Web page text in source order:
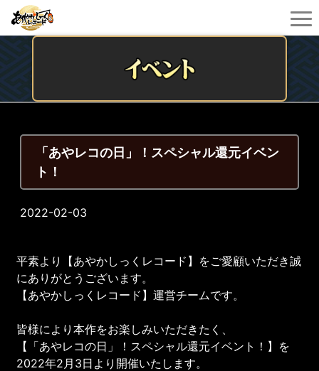
「あやレコの日」！スペシャル還元イベン
ト！
2022-02-03
平素より【あやかしっくレコード】をご愛顧いただき誠
にありがとうございます。
【あやかしっくレコード】運営チームです。
皆様により本作をお楽しみいただきたく、
【「あやレコの日」！スペシャル還元イベント！】を
2022年2月3日より開催いたします。